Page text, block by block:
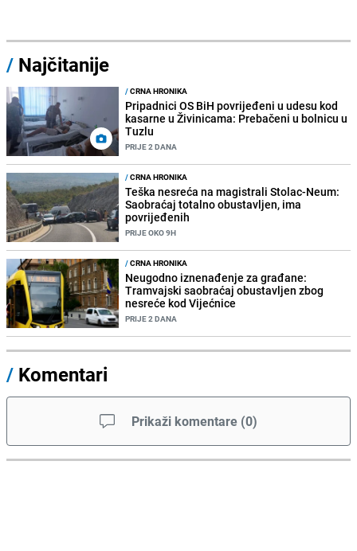
/ Najčitanije
/CRNA HRONIKA
Pripadnici OS BiH povrijeđeni u udesu kod
kasarne u Živinicama: Prebačeni u bolnicu u
Tuzlu
PRIJE 2 DANA
/CRNA HRONIKA
Teška nesreća na magistrali Stolac-Neum:
Saobraćaj totalno obustavljen, ima
povrijeđenih
PRIJE OKO 9H
/CRNA HRONIKA
Neugodno iznenađenje za građane:
Tramvajski saobraćaj obustavljen zbog
nesreće kod Vijećnice
PRIJE 2 DANA
/ Komentari
Prikaži komentare (0)